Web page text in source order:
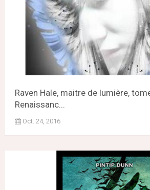
Raven Hale, maitre de lumière,
Renaissanc...
Oct. 24, 2016